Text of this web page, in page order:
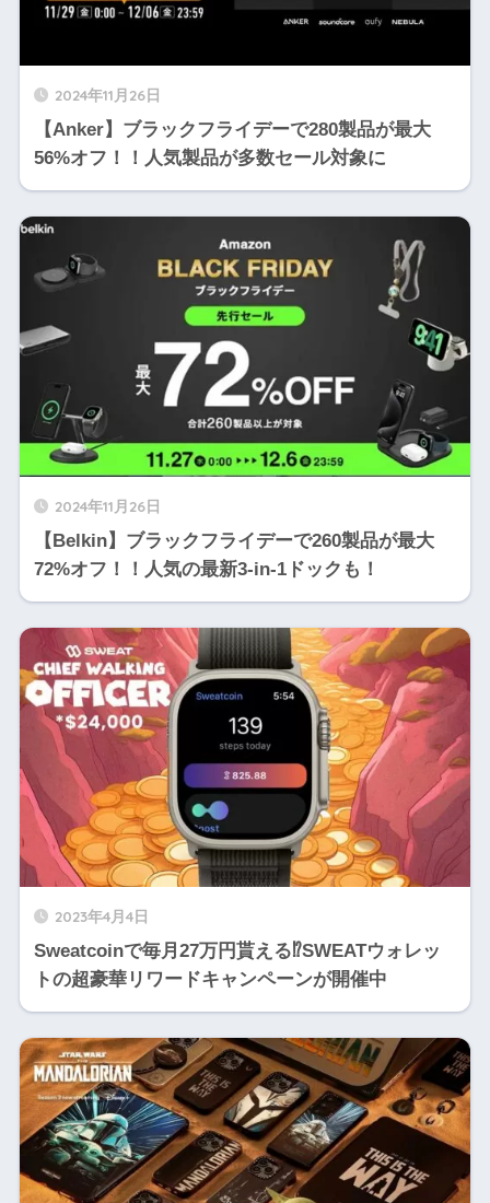
2024年11月26日
【Anker】ブラックフライデーで280製品が最大
56%オフ！！人気製品が多数セール対象に
2024年11月26日
【Belkin】ブラックフライデーで260製品が最大
72%オフ！！人気の最新3-in-1ドックも！
2023年4月4日
Sweatcoinで毎月27万円貰える⁉️SWEATウォレッ
トの超豪華リワードキャンペーンが開催中